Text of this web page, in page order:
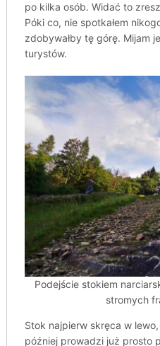
po kilka osób. Widać to
Póki co, nie spotkałem
zdobywałby tę górę. Mijam
turystów.
Podejście stokiem
stromych
Stok najpierw skręca w
później prowadzi już prosto